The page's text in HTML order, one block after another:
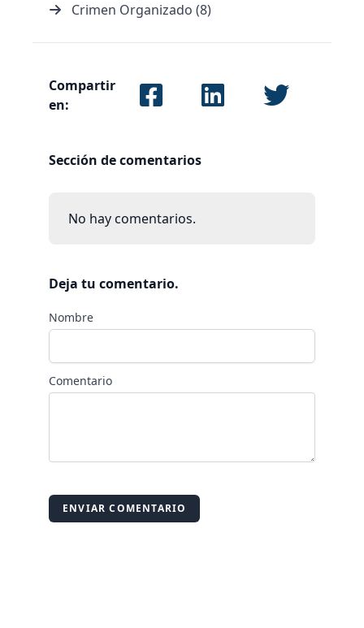
Crimen Organizado (8)
Compartir
en:
Sección de comentarios
No hay comentarios.
Deja tu comentario.
Nombre
Comentario
ENVIAR COMENTARIO